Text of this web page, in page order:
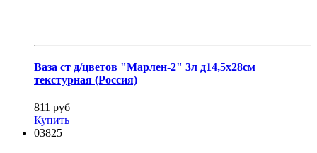
Ваза ст д/цветов "Марлен-2" 3л д14,5х28см
текстурная (Россия)
811 руб
Купить
03825